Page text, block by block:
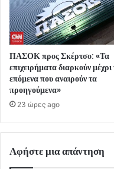
ΠΑΣΟΚ προς Σκέρτσο: «Τα
επιχειρήματα διαρκούν μέχρι
επόμενα που αναιρούν τα
προηγούμενα»
23 ώρες ago
Αφήστε μια απάντηση